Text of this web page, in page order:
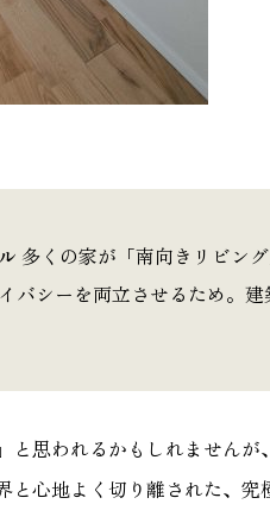
多くの家が「南向きリビン
バシーを両立させるため。
と思われるかもしれません
心地よく切り離された、究